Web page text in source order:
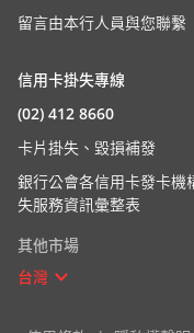
留言由本行人員與您聯繫
信用卡掛失專線
(02) 412 8660
卡片掛失、毀損補發
銀行公會各信用卡發卡機
失服務資訊彙整表
其他市場
台灣